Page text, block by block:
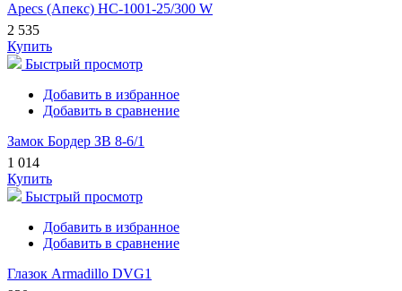
Apecs (Апекс) HC-1001-25/300 W
2 535
Купить
Быстрый просмотр
Добавить в избранное
Добавить в сравнение
Замок Бордер ЗВ 8-6/1
1 014
Купить
Быстрый просмотр
Добавить в избранное
Добавить в сравнение
Глазок Armadillo DVG1